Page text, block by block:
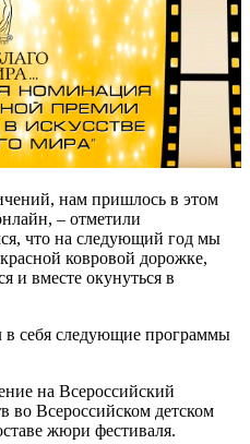
нам пришлось в этом
– отметили
что на следующий год мы
ковровой дорожке,
и вместе окунуться в
в себя следующие программы
на Всероссийский
во Всероссийском детском
жюри фестиваля.